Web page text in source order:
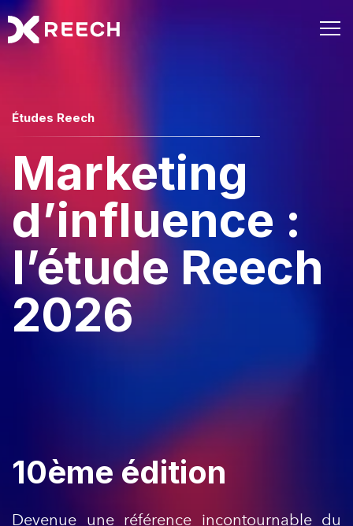
Études Reech
Marketing
d’influence :
l’étude Reech
2026
10ème édition
Devenue une référence incontournable du